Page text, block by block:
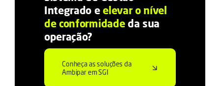
Integrado e elevar o nível
de conformidadeda sua
operação?
Conheça as soluções da
Ambipar em SGI